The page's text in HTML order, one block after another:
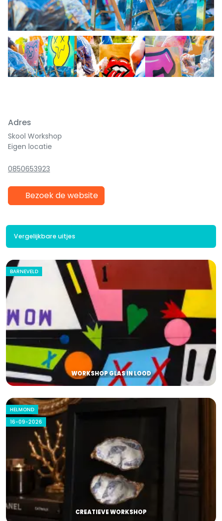
Previous Next
Adres
Skool Workshop
Eigen locatie
0850653923
Bezoek de website
Vergelijkbare uitjes
BARNEVELD
WORKSHOP GLAS IN LOOD
HELMOND
16-09-2026
CREATIEVE WORKSHOP